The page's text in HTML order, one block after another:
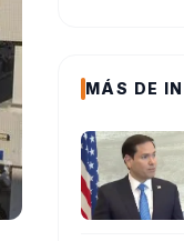
MÁS DE